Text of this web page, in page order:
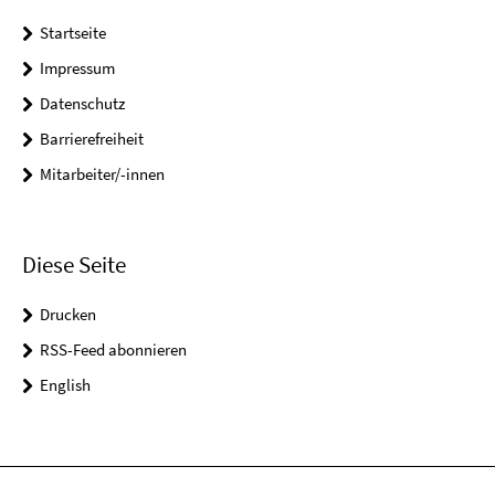
Startseite
Impressum
Datenschutz
Barrierefreiheit
Mitarbeiter/-innen
Diese Seite
Drucken
RSS-Feed abonnieren
English